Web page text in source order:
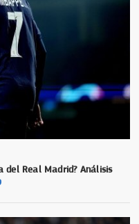
del Real Madrid? Análisis